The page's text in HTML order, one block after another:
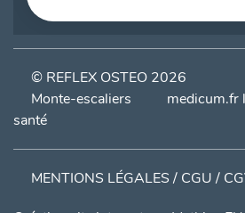
© REFLEX OSTEO 2026
Monte-escaliers
medicum.fr
santé
MENTIONS LÉGALES / CGU /